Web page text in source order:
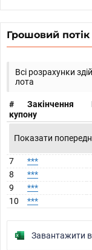
Грошовий потік
Всі розрахунки
лота
#
Закінчення
купону
Показати
7 ***
8
***
9
***
10
***
Завантажити в